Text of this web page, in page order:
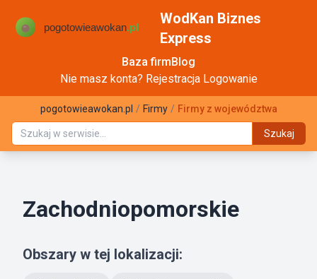
WodKan Biznes
Express
Baza firmBlog
Nie masz konta? Rejestracja Logowanie
pogotowieawokan.pl / Firmy / Firmy z województwa
Szukaj
Zachodniopomorskie
Obszary w tej lokalizacji: